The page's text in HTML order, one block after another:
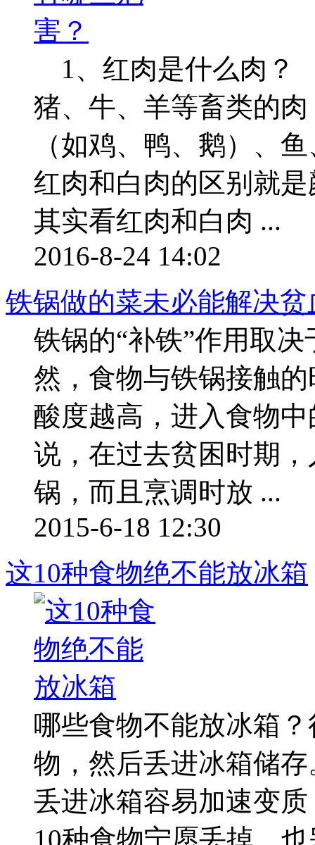
1、红肉是什么肉
猪、牛、羊等畜类的
（如鸡、鸭、鹅）、
红肉和白肉的区别就
其实看红肉和白肉 ...
2016-8-24 14:02
铁锅做的菜未必能解决贫
铁锅的“补铁”作用取
然，食物与铁锅接触
酸度越高，进入食物
说，在过去贫困时期
锅，而且烹调时放 ...
2015-6-18 12:30
这10种食物绝不能放冰箱
哪些食物不能放冰箱
物，然后丢进冰箱储
丢进冰箱容易加速变
10种食物宁愿丢掉，